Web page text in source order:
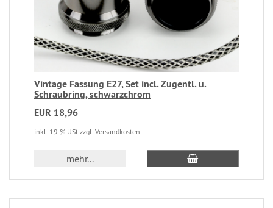
Vintage Fassung E27, Set incl. Zugentl. u.
Schraubring, schwarzchrom
EUR 18,96
inkl. 19 % USt zzgl. Versandkosten
mehr...